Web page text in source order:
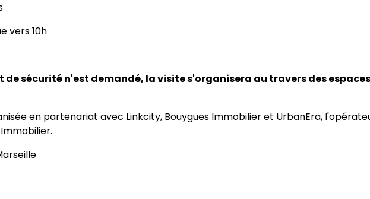
vers 10h
de sécurité n'est demandé, la visite s'organisera au travers des espaces
en partenariat avec Linkcity, Bouygues Immobilier et UrbanEra,